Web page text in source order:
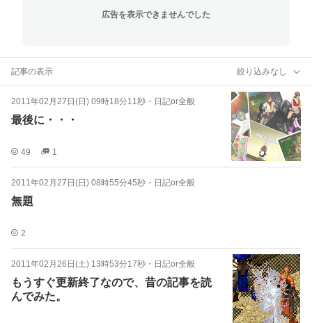
広告を表示できませんでした
記事の表示 絞り込みなし
2011年02月27日(日) 09時18分11秒 ・ 日記or全般
最後に・・・
49 1
2011年02月27日(日) 08時55分45秒 ・ 日記or全般
無題
2
2011年02月26日(土) 13時53分17秒 ・ 日記or全般
もうすぐ更新終了なので、昔の記事を読
んでみた。